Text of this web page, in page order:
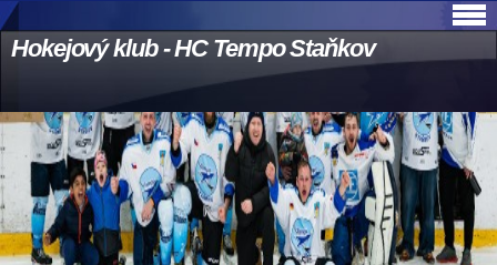
Hokejový klub - HC Tempo Staňkov